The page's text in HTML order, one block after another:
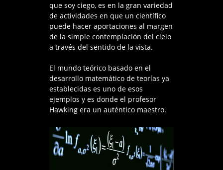
que soy ciego, es en la gran variedad
de actividades en que un científico
puede hacer aportaciones al margen
de la simple contemplación del cielo
a través del sentido de la vista.
El mundo teórico basado en el
desarrollo matemático de teorías ya
establecidas es uno de esos
ejemplos y es donde el profesor
Hawking era un auténtico maestro.